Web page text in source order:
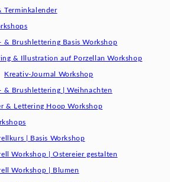
Terminkalender
& Brushlettering Basis Workshop
& Illustration auf Porzellan Workshop
Kreativ-Journal Workshop
& Brushlettering | Weihnachten
& Lettering Hoop Workshop
| Basis Workshop
Workshop | Ostereier gestalten
Workshop | Blumen